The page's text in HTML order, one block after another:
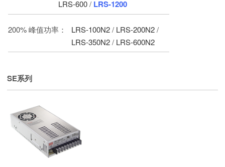
LRS-600/ LRS-1200
200% 峰值功率： LRS-100N2/ LRS-200N2/
LRS-350N2/ LRS-600N2
SE系列